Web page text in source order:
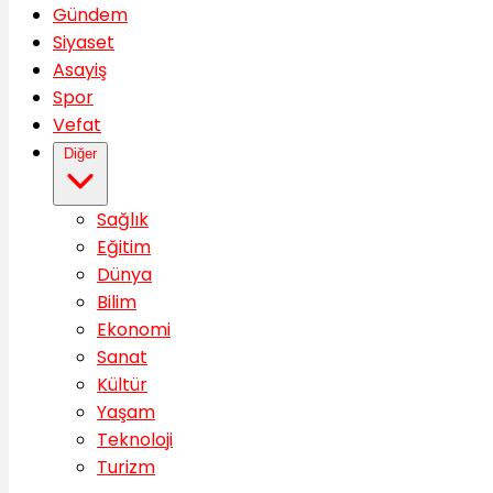
Gündem
Siyaset
Asayiş
Spor
Vefat
Diğer
Sağlık
Eğitim
Dünya
Bilim
Ekonomi
Sanat
Kültür
Yaşam
Teknoloji
Turizm